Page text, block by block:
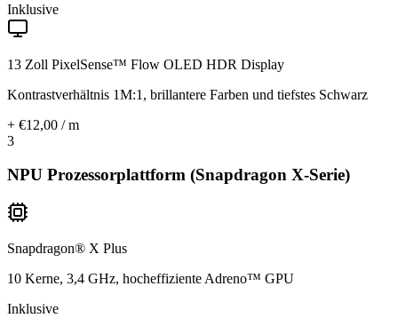
Inklusive
13 Zoll PixelSense™ Flow OLED HDR Display
Kontrastverhältnis 1M:1, brillantere Farben und tiefstes Schwarz
+ €12,00 / m
3
NPU Prozessorplattform (Snapdragon X-Serie)
Snapdragon® X Plus
10 Kerne, 3,4 GHz, hocheffiziente Adreno™ GPU
Inklusive